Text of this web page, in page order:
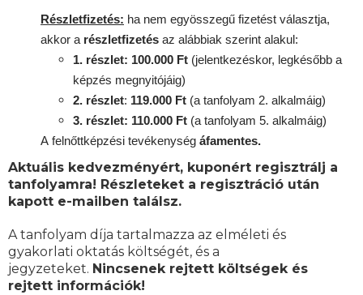
Részletfizetés: ha nem egyösszegű fizetést választja,
akkor a részletfizetés az alábbiak szerint alakul:
1. részlet: 100.000 Ft (jelentkezéskor, legkésőbb a
képzés megnyitójáig)
2. részlet: 119.000 Ft (a tanfolyam 2. alkalmáig)
3. részlet: 110.000 Ft (a tanfolyam 5. alkalmáig)
A felnőttképzési tevékenység áfamentes.
Aktuális kedvezményért, kuponért regisztrálj a
tanfolyamra! Részleteket a regisztráció után
kapott e-mailben találsz.
A tanfolyam díja tartalmazza az elméleti és
gyakorlati oktatás költségét, és a
jegyzeteket. Nincsenek rejtett költségek és
rejtett információk!